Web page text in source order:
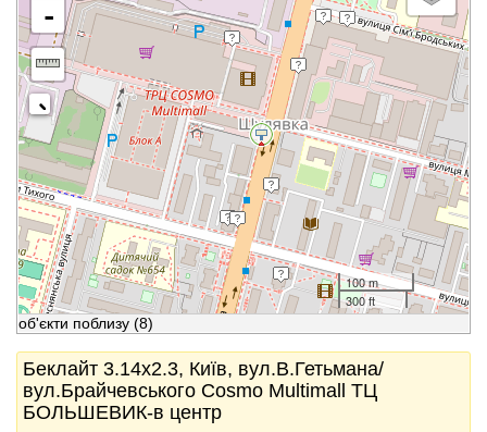
-
100 m
300 ft
об'єкти поблизу (8)
Беклайт 3.14x2.3, Київ, вул.В.Гетьмана/
вул.Брайчевського Cosmo Multimall ТЦ
БОЛЬШЕВИК-в центр